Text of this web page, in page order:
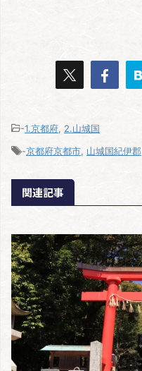
-1.京都府, 2.山城国
-京都府京都市, 山城国紀伊郡
関連記事